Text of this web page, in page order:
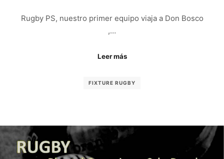
Rugby PS, nuestro primer equipo viaja a Don Bosco
,…
Leer más
FIXTURE RUGBY